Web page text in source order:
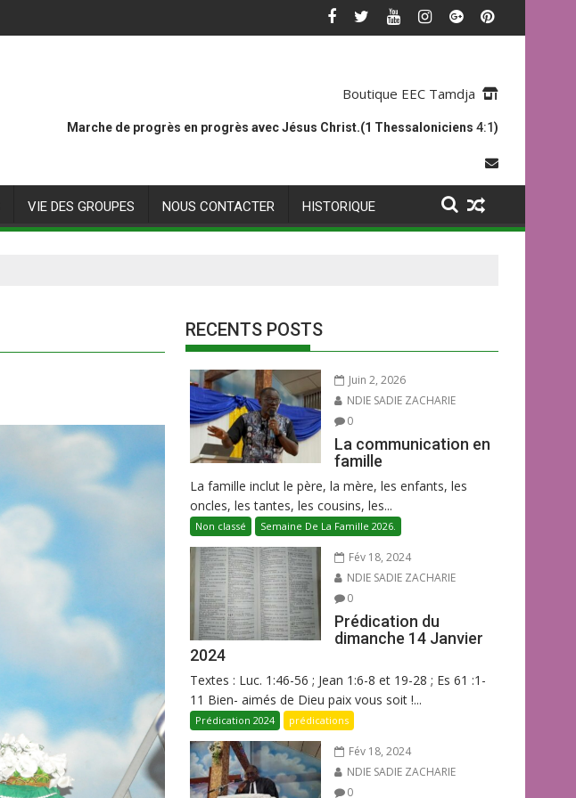
Boutique EEC Tamdja
Marche de progrès en progrès avec Jésus Christ.(1 Thessaloniciens 4:1)
VIE DES GROUPES NOUS CONTACTER HISTORIQUE
RECENTS POSTS
Juin 2, 2026
NDIE SADIE ZACHARIE
0
La communication en
famille
La famille inclut le père, la mère, les enfants, les
oncles, les tantes, les cousins, les...
Non classé Semaine De La Famille 2026.
Fév 18, 2024
NDIE SADIE ZACHARIE
0
Prédication du
dimanche 14 Janvier
2024
Textes : Luc. 1:46-56 ; Jean 1:6-8 et 19-28 ; Es 61 :1-
11 Bien- aimés de Dieu paix vous soit !...
Prédication 2024 prédications
Fév 18, 2024
NDIE SADIE ZACHARIE
0